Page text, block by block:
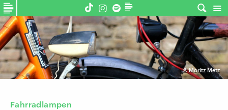
©Moritz Metz
Fahrradlampen